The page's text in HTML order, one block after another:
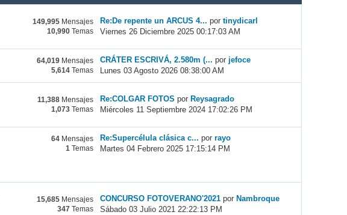
149,995 Mensajes
10,990 Temas
Re:De repente un ARCUS 4... portinydicarl
Viernes 26 Diciembre 2025 00:17:03 AM
64,019 Mensajes
5,614 Temas
CRÁTER ESCRIVÁ, 2.580m (... por jefoce
Lunes 03 Agosto 2026 08:38:00 AM
11,388 Mensajes
1,073 Temas
Re:COLGAR FOTOS por Reysagrado
Miércoles 11 Septiembre 2024 17:02:26 PM
64 Mensajes
1 Temas
Re:Supercélula clásica c... porrayo
Martes 04 Febrero 2025 17:15:14 PM
15,685 Mensajes
347
Temas
CONCURSO FOTOVERANO'2021 por Nambroque
Sábado 03 Julio 2021 22:22:13 PM